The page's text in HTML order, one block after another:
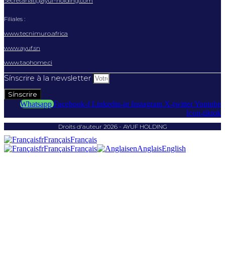
Filiales :
www.tecnimuro.africa
www.ayuf.sn
www.taohome.ci
Sínscrire à la newsletter
Sínscrire
Whatsapp Facebook-f Linkedin-in Instagram X-twitterYoutube
Icon-tiktok
Droits d'auteur 2026 - AYUF HOLDING
frFrançaisFrançais
frFrançaisFrançais enAnglaisEnglish